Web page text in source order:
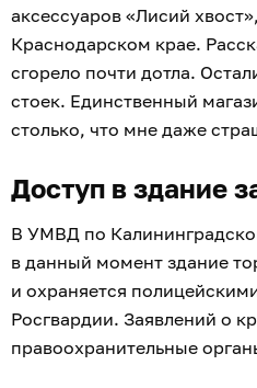
аксессуаров «Лисий
Краснодарском крае.
сгорело почти дотла.
стоек. Единственный
столько, что мне даже
Доступ в здание
В УМВД по
в данный момент здание
и охраняется
Росгвардии. Заявлений о
правоохранительные